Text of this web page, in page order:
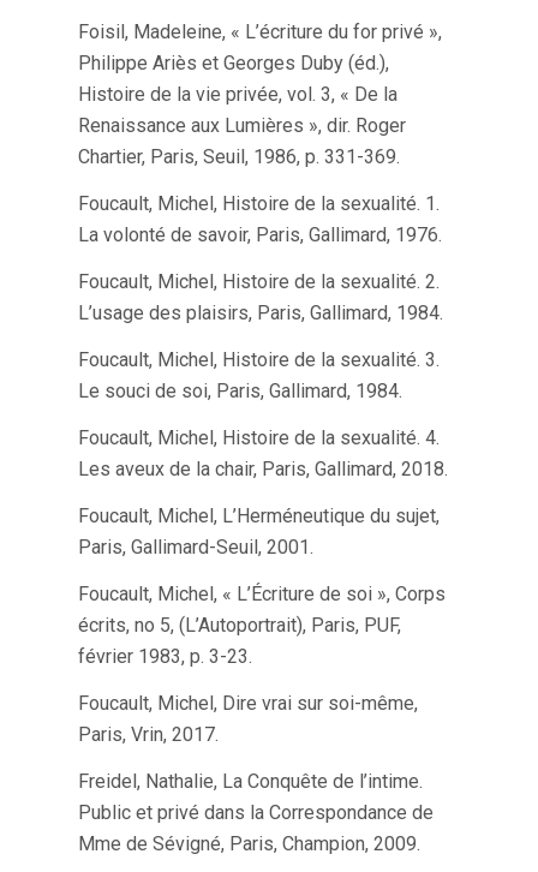
Foisil, Madeleine, « L’écriture du for privé »,
Philippe Ariès et Georges Duby (éd.),
Histoire de la vie privée, vol. 3, « De la
Renaissance aux Lumières », dir. Roger
Chartier, Paris, Seuil, 1986, p. 331-369.
Foucault, Michel, Histoire de la sexualité. 1.
La volonté de savoir, Paris, Gallimard, 1976.
Foucault, Michel, Histoire de la sexualité. 2.
L’usage des plaisirs, Paris, Gallimard, 1984.
Foucault, Michel, Histoire de la sexualité. 3.
Le souci de soi, Paris, Gallimard, 1984.
Foucault, Michel, Histoire de la sexualité. 4.
Les aveux de la chair, Paris, Gallimard, 2018.
Foucault, Michel, L’Herméneutique du sujet,
Paris, Gallimard-Seuil, 2001.
Foucault, Michel, « L’Écriture de soi », Corps
écrits, no 5, (L’Autoportrait), Paris, PUF,
février 1983, p. 3-23.
Foucault, Michel, Dire vrai sur soi-même,
Paris, Vrin, 2017.
Freidel, Nathalie, La Conquête de l’intime.
Public et privé dans la Correspondance de
Mme de Sévigné, Paris, Champion, 2009.